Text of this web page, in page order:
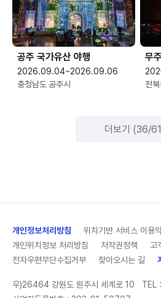
공주 국가유산 야행
2026.09.04~2026.09.06
충청남도 공주시
무
전
더보기 (36/
개인정보처리방침
위치기반 서비스 이용
개인위치정보 처리방침
저작권정책
고
전자우편무단수집거부
찾아오시는 길
우)26464 강원도 원주시 세계로 10 TEL :